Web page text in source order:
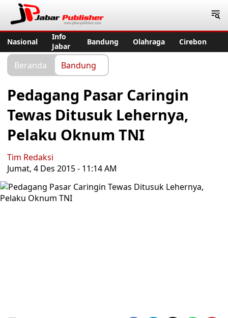
Nasional
Info
Jabar
Bandung Olahraga Cirebon
Beranda Bandung
Pedagang Pasar Caringin
Tewas Ditusuk Lehernya,
Pelaku Oknum TNI
Tim Redaksi
Jumat, 4 Des 2015 - 11:14 AM